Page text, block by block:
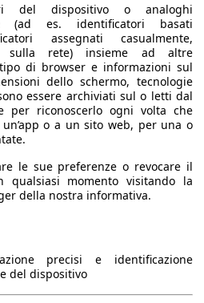
92 kW (125 PS)
10.0s
200 km/h
6
998 ccm
Benzina
del dispositivo o analoghi
(ad es. identificatori basati
assegnati casualmente,
sulla rete) insieme ad altre
di browser e informazioni sul
dello schermo, tecnologie
essere archiviati sul o letti dal
per riconoscerlo ogni volta che
o a un sito web, per una o
le sue preferenze o revocare il
qualsiasi momento visitando la
della nostra informativa.
precisi e identificazione
del dispositivo